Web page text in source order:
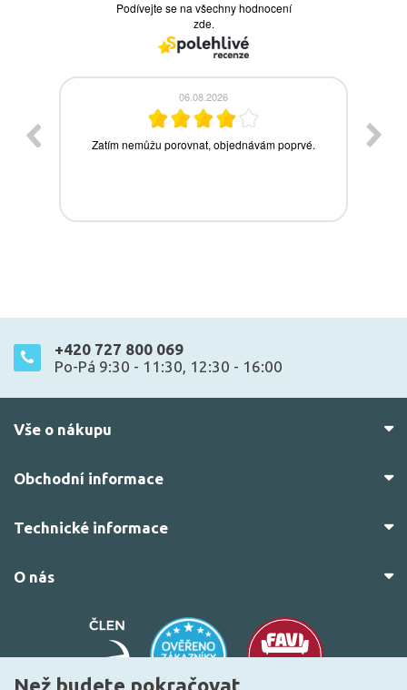
+420 727 800 069
Po-Pá 9:30 - 11:30, 12:30 - 16:00
Vše o nákupu
Obchodní informace
Technické informace
O nás
Než budete pokračovat